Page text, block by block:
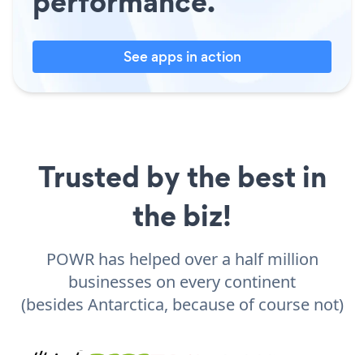
See apps in action
Trusted by the best in
the biz!
POWR has helped over a half million
businesses on every continent
(besides Antarctica, because of course not)